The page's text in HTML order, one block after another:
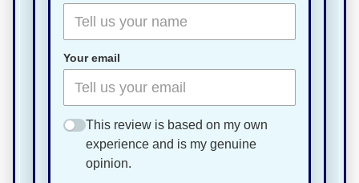
Your email
This review is based on my own
experience and is my genuine
opinion.